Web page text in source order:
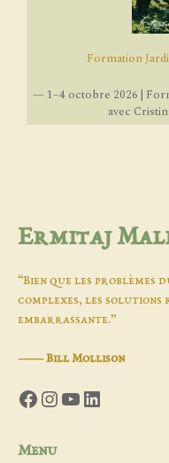
Formation
— 1–4 octobre 2026 |
avec
Ermitaj
“Bien que les problèmes
complexes, les
embarrassante.”
―Bill Mollison
Facebook
Instagram
YouTube
LinkedIn
Menu